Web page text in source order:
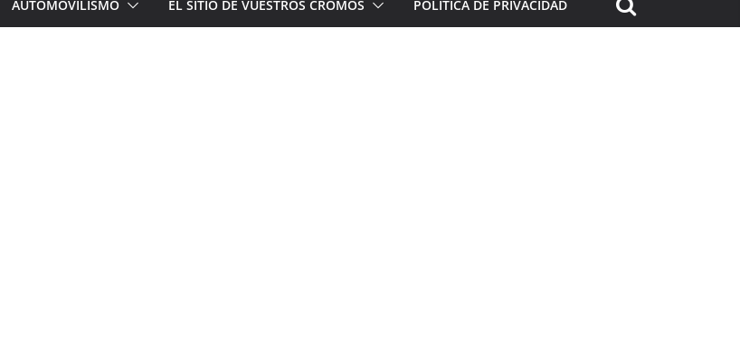
AUTOMOVILISMO EL SITIO DE VUESTROS CROMOS POLÍTICA DE PRIVACIDAD